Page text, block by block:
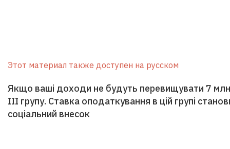
Этот материал также доступен на русском
Якщо ваші доходи не будуть перевищувати 7
III групу. Ставка оподаткування в цій групі
соціальний внесок